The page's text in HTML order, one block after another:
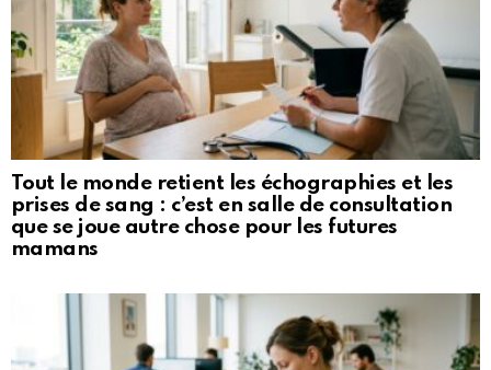
Tout le monde retient les échographies et les
prises de sang : c’est en salle de consultation
que se joue autre chose pour les futures
mamans